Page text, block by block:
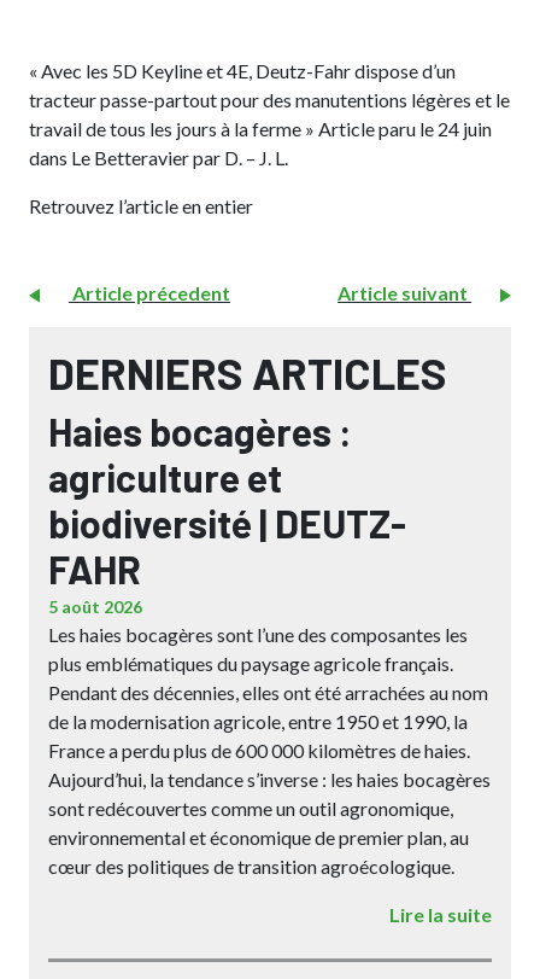
« Avec les 5D Keyline et 4E, Deutz-Fahr dispose d’un
tracteur passe-partout pour des manutentions légères et le
travail de tous les jours à la ferme » Article paru le 24 juin
dans Le Betteravier par D. – J. L.
Retrouvez l’article en entier
Article précedent Article suivant
DERNIERS ARTICLES
Haies bocagères :
agriculture et
biodiversité | DEUTZ-
FAHR
5 août 2026
Les haies bocagères sont l’une des composantes les
plus emblématiques du paysage agricole français.
Pendant des décennies, elles ont été arrachées au nom
de la modernisation agricole, entre 1950 et 1990, la
France a perdu plus de 600 000 kilomètres de haies.
Aujourd’hui, la tendance s’inverse : les haies bocagères
sont redécouvertes comme un outil agronomique,
environnemental et économique de premier plan, au
cœur des politiques de transition agroécologique.
Lire la suite